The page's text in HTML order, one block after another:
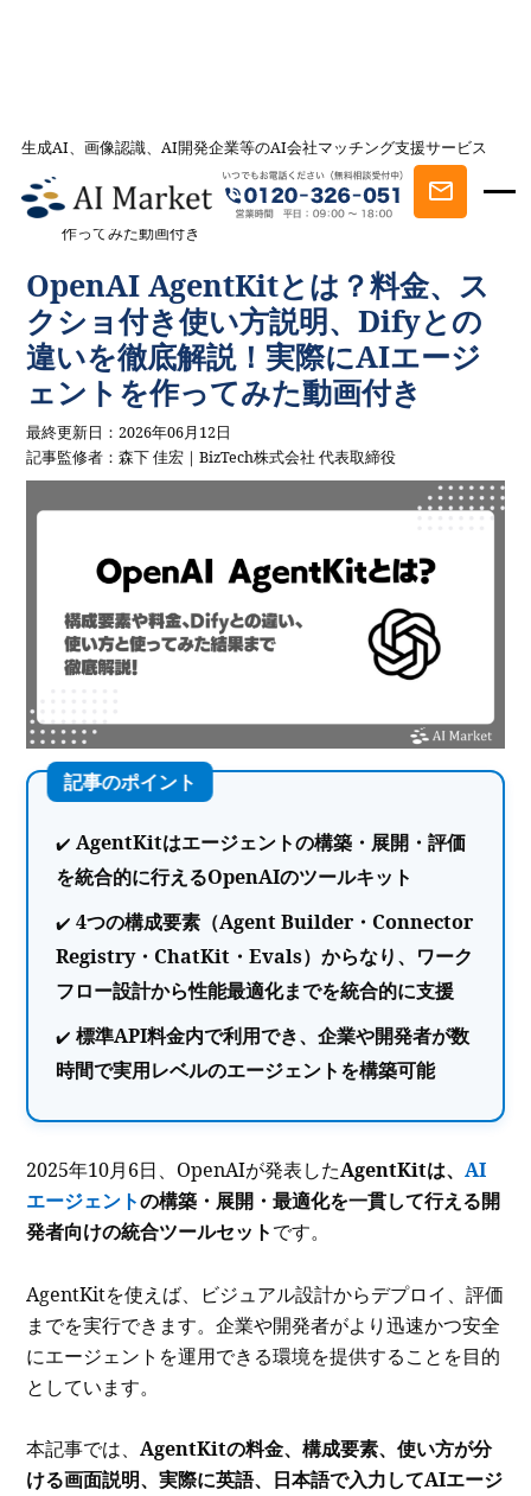
生成AI、画像認識、AI開発企業等のAI会社マッチング支援サービス
AI会社とのマッチングは AI Market
記事一覧
AIを学ぶ・知る
OpenAI AgentKitとは？料金、スクショ付き
使い方説明、Difyとの違いを徹底解説！実際にAIエージェントを
作ってみた動画付き
OpenAI AgentKitとは？料金、ス
クショ付き使い方説明、Difyとの
違いを徹底解説！実際にAIエージ
ェントを作ってみた動画付き
最終更新日：2026年06月12日
記事監修者：森下 佳宏｜BizTech株式会社 代表取締役
AgentKitはエージェントの構築・展開・評価
を統合的に行えるOpenAIのツールキット
4つの構成要素（Agent Builder・Connector
Registry・ChatKit・Evals）からなり、ワーク
フロー設計から性能最適化までを統合的に支援
標準API料金内で利用でき、企業や開発者が数
時間で実用レベルのエージェントを構築可能
2025年10月6日、OpenAIが発表したAgentKitは、AI
エージェントの構築・展開・最適化を一貫して行える開
発者向けの統合ツールセットです。
AgentKitを使えば、ビジュアル設計からデプロイ、評価
までを実行できます。企業や開発者がより迅速かつ安全
にエージェントを運用できる環境を提供することを目的
としています。
本記事では、AgentKitの料金、構成要素、使い方が分
ける画面説明、実際に英語、日本語で入力してAIエージ